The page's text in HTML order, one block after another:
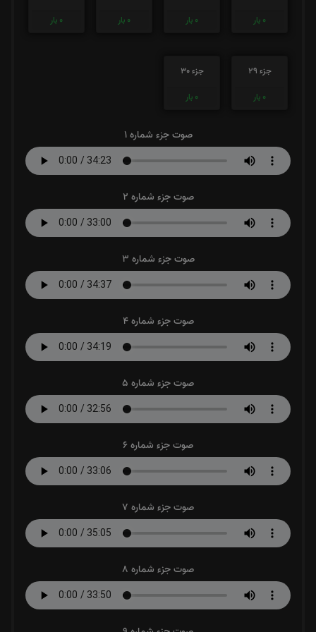
0 بار
0 بار
0 بار
0 بار
جزء 29
0 بار
جزء 30
0 بار
صوت جزء شماره 1
صوت جزء شماره 2
صوت جزء شماره 3
صوت جزء شماره 4
صوت جزء شماره 5
صوت جزء شماره 6
صوت جزء شماره 7
صوت جزء شماره 8